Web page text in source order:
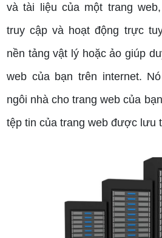
và tài liệu của một trang
truy cập và hoạt động trực
nền tảng vật lý hoặc ảo giúp
web của bạn trên internet.
ngôi nhà cho trang web của
tệp tin của trang web được lưu